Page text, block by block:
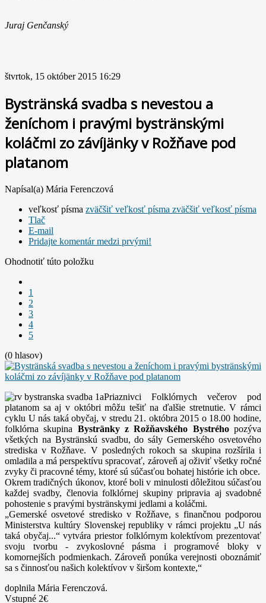
Juraj Genčanský
štvrtok, 15 október 2015 16:29
Bystränská svadba s nevestou a
ženíchom i pravými bystränskými
koláčmi zo závíjänky v Rožňave pod
platanom
Napísal(a) Mária Ferenczová
veľkosť písma zväčšiť veľkosť písma zväčšiť veľkosť písma
Tlač
E-mail
Pridajte komentár medzi prvými!
Ohodnotiť túto položku
1
2
3
4
5
(0 hlasov)
Priaznivci Folklórnych večerov pod
platanom sa aj v októbri môžu tešiť na ďalšie stretnutie. V rámci
cyklu U nás taká obyčaj, v stredu 21. októbra 2015 o 18.00 hodine,
folklórna skupina Bystränky z Rožňavského Bystréhopozýva
všetkých na Bystränskú svadbu, do sály Gemerského osvetového
strediska v Rožňave. V posledných rokoch sa skupina rozšírila i
omladila a má perspektívu spracovať, zároveň aj oživiť všetky ročné
zvyky či pracovné témy, ktoré sú súčasťou bohatej histórie ich obce.
Okrem tradičných úkonov, ktoré boli v minulosti dôležitou súčasťou
každej svadby, členovia folklórnej skupiny pripravia aj svadobné
pohostenie s pravými bystränskymi jedlami a koláčmi.
„Gemerské osvetové stredisko v Rožňave, s finančnou podporou
Ministerstva kultúry Slovenskej republiky v rámci projektu „U nás
taká obyčaj...“ vytvára priestor folklórnym kolektívom prezentovať
svoju tvorbu - zvykoslovné pásma i programové bloky v
komornejších podmienkach. Zároveň ponúka verejnosti oboznámiť
sa s činnosťou našich kolektívov v širšom kontexte,“
doplnila Mária Ferenczová.
Vstupné 2€